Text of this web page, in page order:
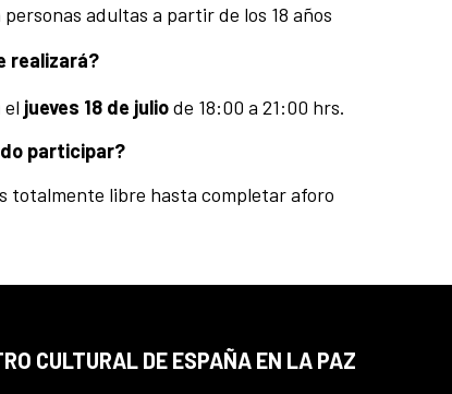
personas adultas a partir de los 18 años
realizará?
el jueves 18 de juliode 18:00 a 21:00 hrs.
participar?
totalmente libre hasta completar aforo
CULTURAL DE ESPAÑA EN LA PAZ